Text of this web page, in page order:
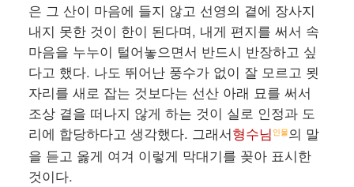
은 그 산이 마음에 들지 않고 선영의 곁에 장사지
내지 못한 것이 한이 된다며, 내게 편지를 써서 속
마음을 누누이 털어놓으면서 반드시 반장하고 싶
다고 했다. 나도 뛰어난 풍수가 없이 잘 모르고 묏
자리를 새로 잡는 것보다는 선산 아래 묘를 써서
조상 곁을 떠나지 않게 하는 것이 실로 인정과 도
리에 합당하다고 생각했다. 그래서형수님 인물의 말
을 듣고 옳게 여겨 이렇게 막대기를 꽂아 표시한
것이다.